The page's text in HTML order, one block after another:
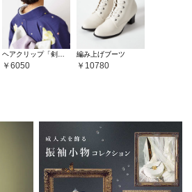
6050
編み上げブーツ
10780